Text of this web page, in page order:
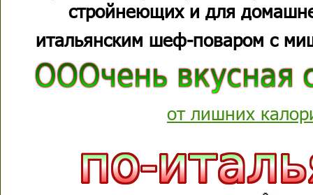
стройнеющих и для
итальянским шеф-поваром с
от лишних